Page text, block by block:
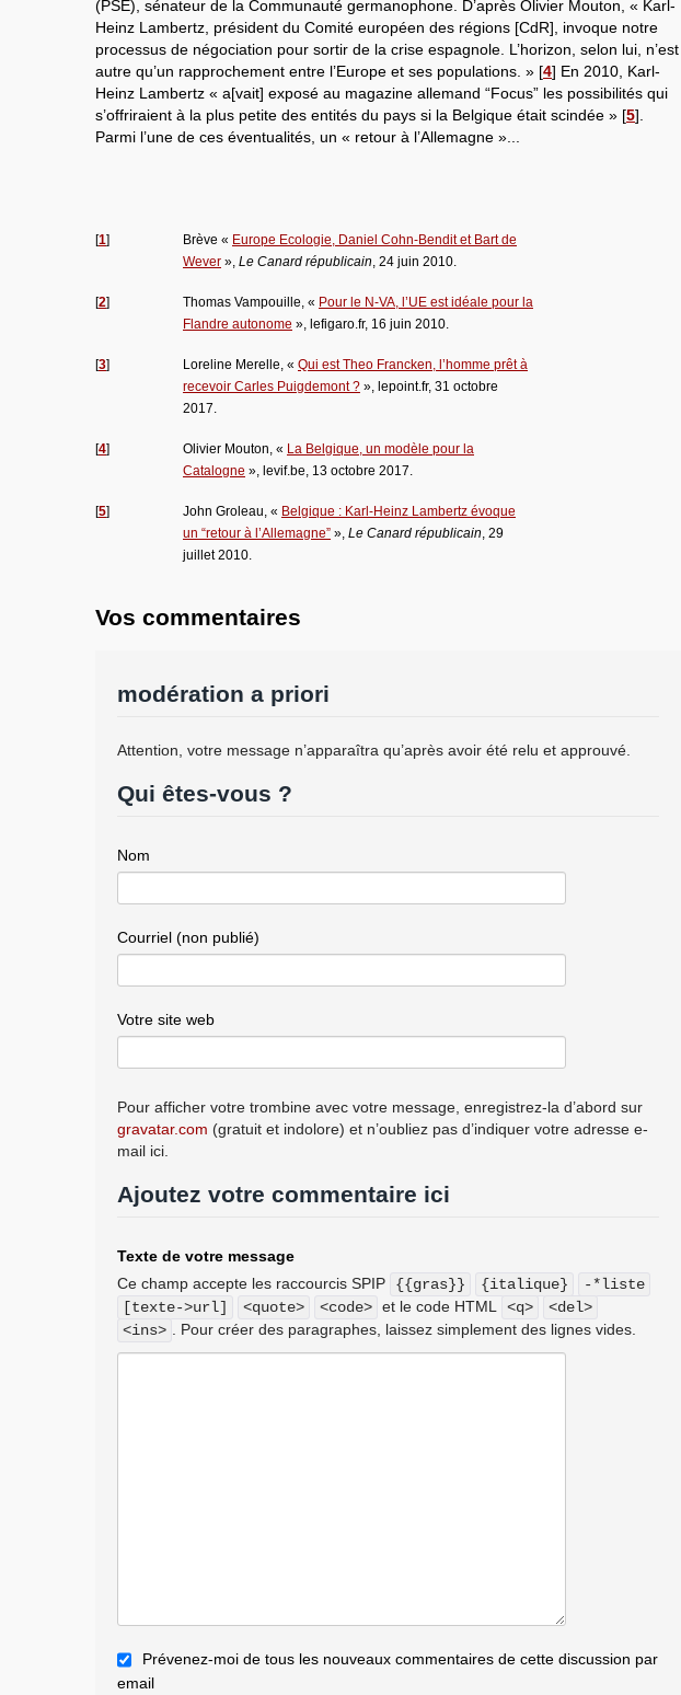
(PSE), sénateur de la Communauté germanophone. D’après Olivier Mouton, « Karl-
Heinz Lambertz, président du Comité européen des régions [CdR], invoque notre
processus de négociation pour sortir de la crise espagnole. L’horizon, selon lui, n’est
autre qu’un rapprochement entre l’Europe et ses populations. » [4] En 2010, Karl-
Heinz Lambertz « a[vait] exposé au magazine allemand “Focus” les possibilités qui
s’offriraient à la plus petite des entités du pays si la Belgique était scindée » [5]
Parmi l’une de ces éventualités, un « retour à l’Allemagne »...
[1] Brève « Europe Ecologie, Daniel Cohn-Bendit et Bart de
Wever », Le Canard républicain , 24 juin 2010.
[2] Thomas Vampouille, « Pour le N-VA, l’UE est idéale pour la
Flandre autonome », lefigaro.fr, 16 juin 2010.
[3] Loreline Merelle, « Qui est Theo Francken, l’homme prêt à
recevoir Carles Puigdemont ? », lepoint.fr, 31 octobre
2017.
[4] Olivier Mouton, « La Belgique, un modèle pour la
Catalogne », levif.be, 13 octobre 2017.
[5] John Groleau, « Belgique : Karl-Heinz Lambertz évoque
un “retour à l’Allemagne” », Le Canard républicain , 29
juillet 2010.
Vos commentaires
modération a priori
Attention, votre message n’apparaîtra qu’après avoir été relu et approuvé.
Qui êtes-vous ?
Nom
Courriel (non publié)
Votre site web
Pour afficher votre trombine avec votre message, enregistrez-la d’abord sur
gravatar.com (gratuit et indolore) et n’oubliez pas d’indiquer votre adresse e-
mail ici.
Ajoutez votre commentaire ici
Texte de votre message
Ce champ accepte les raccourcis SPIP
{{gras}} {italique}
-*liste
[texte->url]
<quote> <code> et le code HTML <q>
<del>
<ins>
. Pour créer des paragraphes, laissez simplement des lignes vides.
Prévenez-moi de tous les nouveaux commentaires de cette discussion par
email